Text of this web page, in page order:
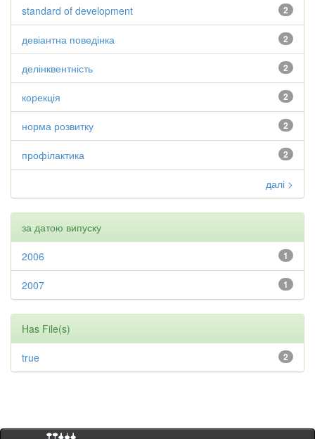
2
standard of development
2
девіантна поведінка
2
делінквентність
2
корекція
2
норма розвитку
2
профілактика
далі >
за датою випуску
1
2006
1
2007
Has File(s)
2
true